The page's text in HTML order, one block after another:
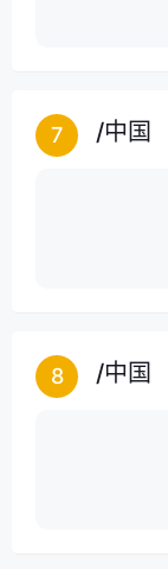
7 /中国
8 /中国